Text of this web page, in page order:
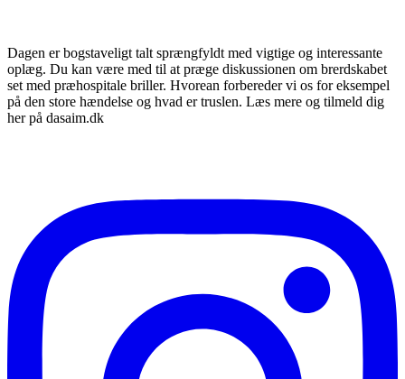
Dagen er bogstaveligt talt sprængfyldt med vigtige og interessante
oplæg. Du kan være med til at præge diskussionen om brerdskabet
set med præhospitale briller. Hvorean forbereder vi os for eksempel
på den store hændelse og hvad er truslen. Læs mere og tilmeld dig
her på dasaim.dk